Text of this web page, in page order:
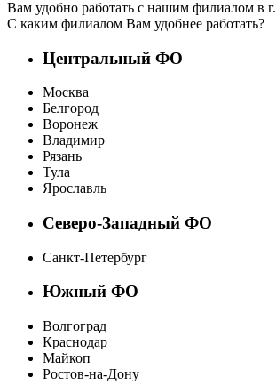
Вам удобно работать с нашим филиалом в г.
С каким филиалом Вам удобнее работать?
Центральный ФО
Москва
Белгород
Воронеж
Владимир
Рязань
Тула
Ярославль
Северо-Западный ФО
Санкт-Петербург
Южный ФО
Волгоград
Краснодар
Майкоп
Ростов-на-Дону